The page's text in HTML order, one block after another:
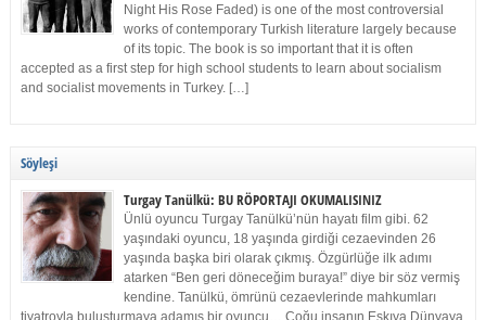
Night His Rose Faded) is one of the most controversial
works of contemporary Turkish literature largely because
of its topic. The book is so important that it is often
accepted as a first step for high school students to learn about socialism
and socialist movements in Turkey. […]
Söyleşi
Turgay Tanülkü: BU RÖPORTAJI OKUMALISINIZ
Ünlü oyuncu Turgay Tanülkü’nün hayatı film gibi. 62
yaşındaki oyuncu, 18 yaşında girdiği cezaevinden 26
yaşında başka biri olarak çıkmış. Özgürlüğe ilk adımı
atarken “Ben geri döneceğim buraya!” diye bir söz vermiş
kendine. Tanülkü, ömrünü cezaevlerinde mahkumları
tiyatroyla buluşturmaya adamış bir oyuncu… Çoğu insanın Eşkıya Dünyaya